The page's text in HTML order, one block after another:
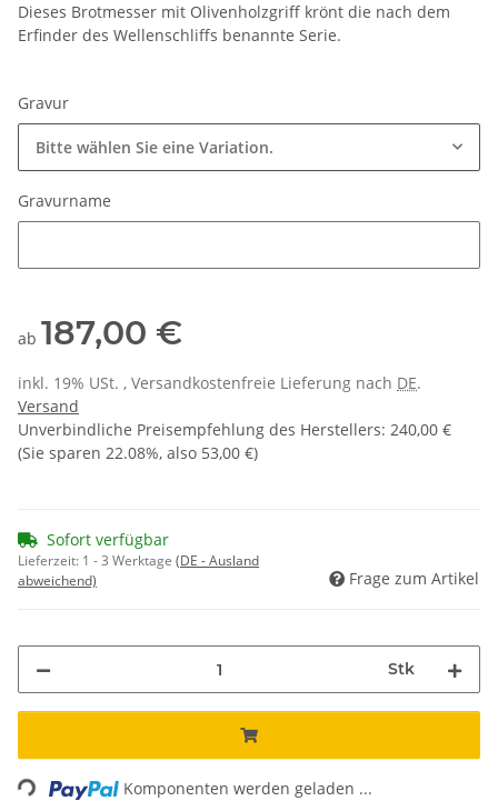
Dieses Brotmesser mit Olivenholzgriff krönt die nach dem
Erfinder des Wellenschliffs benannte Serie.
Gravur
Bitte wählen Sie eine Variation.
Gravurname
ab 187,00 €
inkl. 19% USt. , Versandkostenfreie Lieferung nach DE.
Versand
Unverbindliche Preisempfehlung des Herstellers: 240,00 €
(Sie sparen 22.08%, also 53,00 €)
Sofort verfügbar
Lieferzeit: 1 - 3 Werktage (DE - Ausland
abweichend)
Frage zum Artikel
Stk
Komponenten werden geladen ...